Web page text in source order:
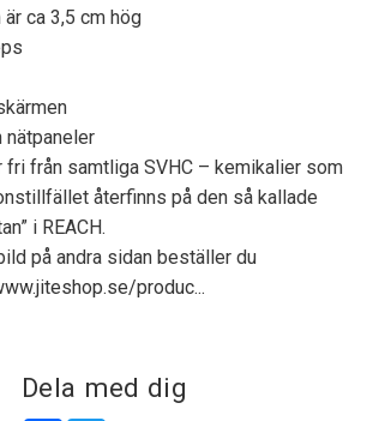
ca 3,5 cm hög
nätpaneler
fri från samtliga SVHC – kemikalier som
återfinns på den så kallade
i REACH.
på andra sidan beställer du
produc...
Dela med dig